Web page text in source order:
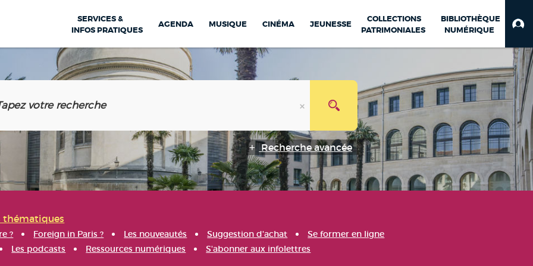
SERVICES &
INFOS PRATIQUES
AGENDA MUSIQUE CINÉMA JEUNESSE
COLLECTIONS
PATRIMONIALES
BIBLIOTHÈQUE
NUMÉRIQUE
Recherche avancée
thématiques
? Foreign in Paris ? Les nouveautés Suggestion d'achat
Se former en ligne
Les podcasts Ressources numériques S'abonner aux infolettres